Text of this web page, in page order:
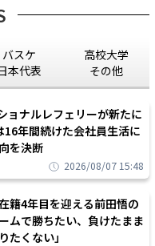
バスケ
本代表
高校大学
その他
ョナルレフェリーが新たに
年間続けた会社員生活に
を決断
2026/08/07 15:48
籍4年目を迎える前田悟の
ムで勝ちたい、負けたまま
たくない」